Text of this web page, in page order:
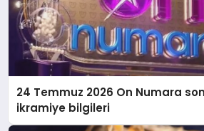
24 Temmuz 2026 On Numara
ikramiye bilgileri